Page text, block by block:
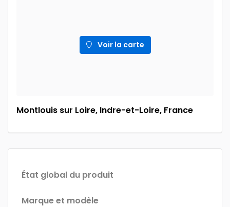
Voir la carte
Montlouis sur Loire, Indre-et-Loire, France
État global du produit
Marque et modèle